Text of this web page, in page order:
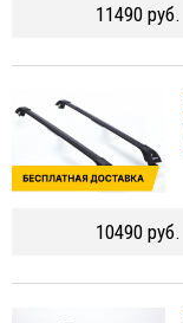
11490 руб.
10490 руб.